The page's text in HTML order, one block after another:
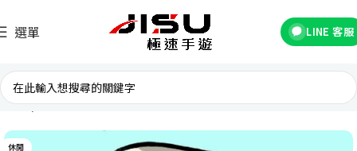
選單 LINE 客服
首頁 國際遊戲
休閒